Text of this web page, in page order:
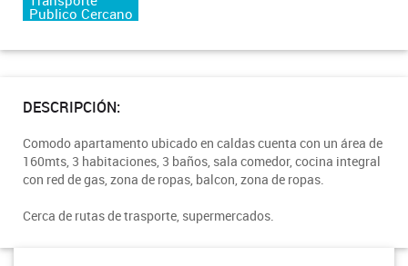
Publico Cercano
DESCRIPCIÓN:
Comodo apartamento ubicado en caldas cuenta con un área de
160mts, 3 habitaciones, 3 baños, sala comedor, cocina integral
con red de gas, zona de ropas, balcon, zona de ropas.
Cerca de rutas de trasporte, supermercados.